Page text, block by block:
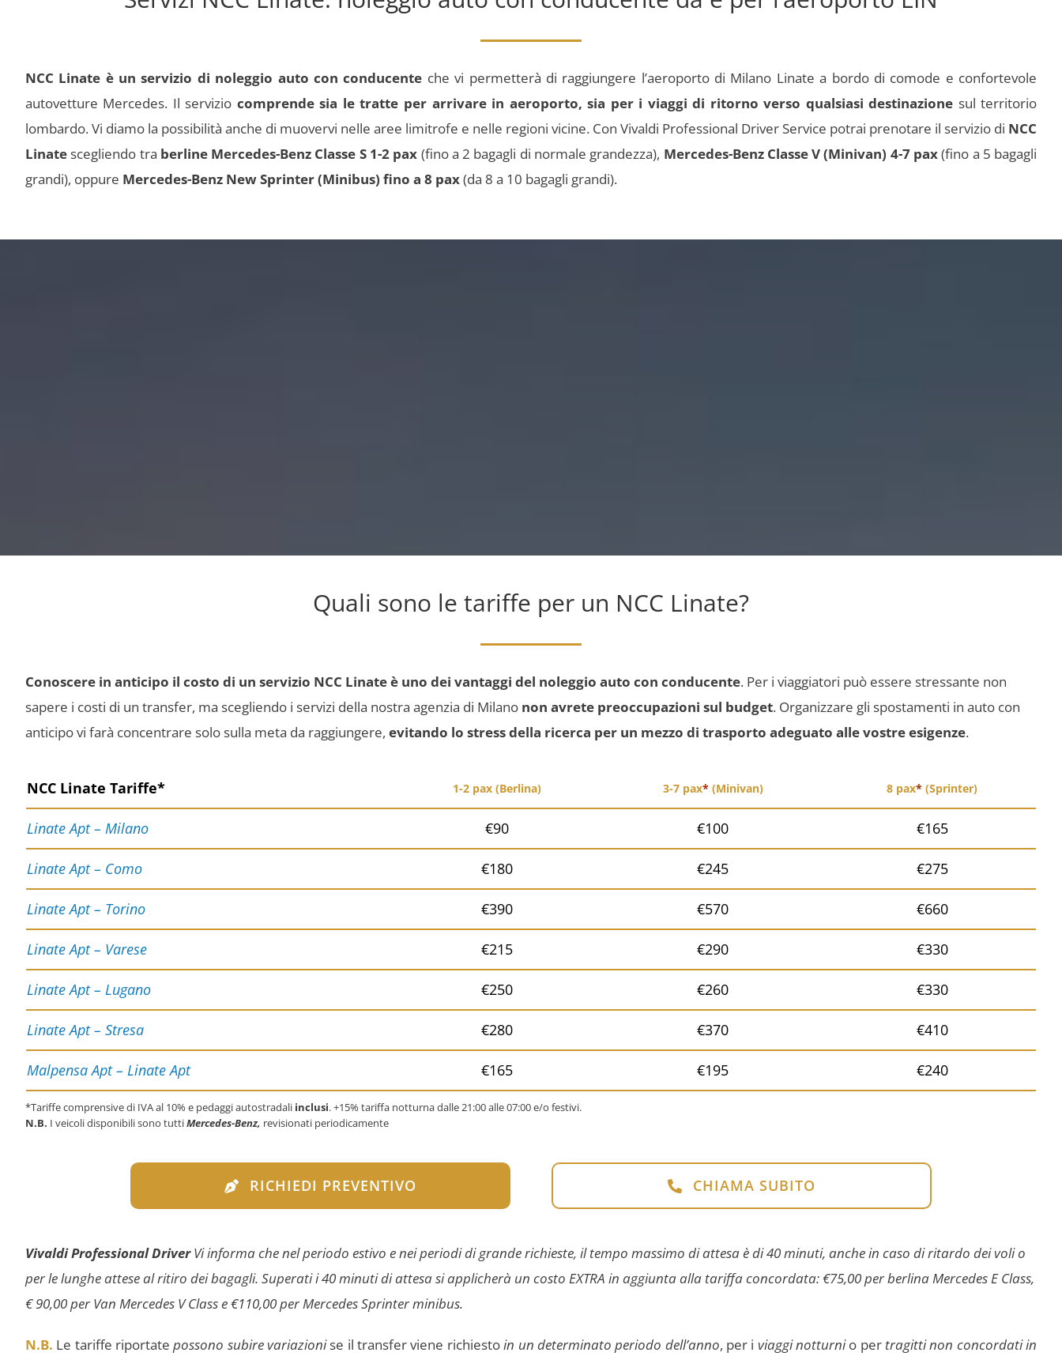
NCC Linate è un servizio di noleggio auto con conducente che vi permetterà di raggiungere l’aeroporto di Milano Linate a bordo di comode e confortevole
autovetture Mercedes. Il servizio comprende sia le tratte per arrivare in aeroporto, sia per i viaggi di ritorno verso qualsiasi destinazione sul territorio
lombardo. Vi diamo la possibilità anche di muovervi nelle aree limitrofe e nelle regioni vicine. Con Vivaldi Professional Driver Service potrai prenotare il servizio di NCC
Linatescegliendo tra berline Mercedes-Benz Classe S 1-2 pax (fino a 2 bagagli di normale grandezza), Mercedes-Benz Classe V (Minivan) 4-7 pax(fino a 5 bagagli
grandi), oppure Mercedes-Benz New Sprinter (Minibus) fino a 8 pax(da 8 a 10 bagagli grandi).
Quali sono le tariffe per un NCC Linate?
Conoscere in anticipo il costo di un servizio NCC Linate è uno dei vantaggi del noleggio auto con conducente. Per i viaggiatori può essere stressante non
sapere i costi di un transfer, ma scegliendo i servizi della nostra agenzia di Milano non avrete preoccupazioni sul budget. Organizzare gli spostamenti in auto con
anticipo vi farà concentrare solo sulla meta da raggiungere, evitando lo stress della ricerca per un mezzo di trasporto adeguato alle vostre esigenze.
NCC Linate Tariffe* 1-2 pax (Berlina) 3-7 pax*(Minivan) 8 pax* (Sprinter)
Linate Apt – Milano €90 €100 €165
Linate Apt – Como €180 €245 €275
Linate Apt – Torino €390 €570 €660
Linate Apt – Varese €215 €290 €330
Linate Apt – Lugano €250 €260 €330
Linate Apt – Stresa €280 €370 €410
Malpensa Apt – Linate Apt €165 €195 €240
*Tariffe comprensive di IVA al 10% e pedaggi autostradali inclusi. +15% tariffa notturna dalle 21:00 alle 07:00 e/o festivi.
N.B. I veicoli disponibili sono tuttiMercedes-Benz, revisionati periodicamente
RICHIEDI PREVENTIVO CHIAMA SUBITO
Vivaldi Professional DriverVi informa che nel periodo estivo e nei periodi di grande richieste, il tempo massimo di attesa è di 40 minuti, anche in caso di ritardo dei voli o
per le lunghe attese al ritiro dei bagagli. Superati i 40 minuti di attesa si applicherà un costo EXTRA in aggiunta alla tariffa concordata: €75,00 per berlina Mercedes E Class,
€ 90,00 per Van Mercedes V Class e €110,00 per Mercedes Sprinter minibus.
N.B. Le tariffe riportatepossono subire variazionise il transfer viene richiestoin un determinato periodo dell’anno, per i viaggi notturnio per tragitti non concordati in